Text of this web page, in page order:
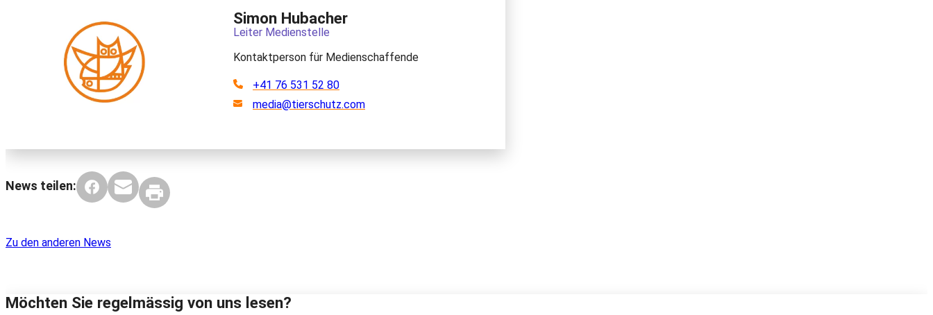
Simon Hubacher
Leiter Medienstelle
Kontaktperson für Medienschaffende
+41 76 531 52 80
media@tierschutz.com
News teilen:
Zu den anderen News
Möchten Sie regelmässig von uns lesen?